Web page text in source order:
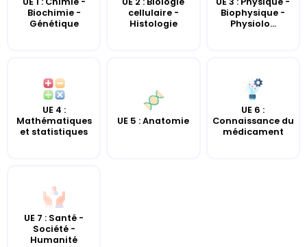
Biochimie -
Génétique
cellulaire -
Histologie
Biophysique -
Physiolo...
UE 4 :
Mathématiques
et statistiques
UE 5 : Anatomie
UE 6 :
Connaissance du
médicament
UE 7 : Santé -
Société -
Humanité